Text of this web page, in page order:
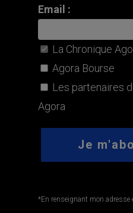
Email :
La Chronique
Agora Bourse
Les partenaires
Agora
*En renseignant mon adresse